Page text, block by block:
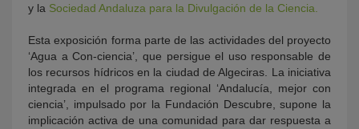
y la Sociedad Andaluza para la Divulgación de la Ciencia.
Esta exposición forma parte de las actividades del proyecto
‘Agua a Con-ciencia’, que persigue el uso responsable de
los recursos hídricos en la ciudad de Algeciras. La iniciativa
integrada en el programa regional ‘Andalucía, mejor con
ciencia’, impulsado por la Fundación Descubre, supone la
implicación activa de una comunidad para dar respuesta a